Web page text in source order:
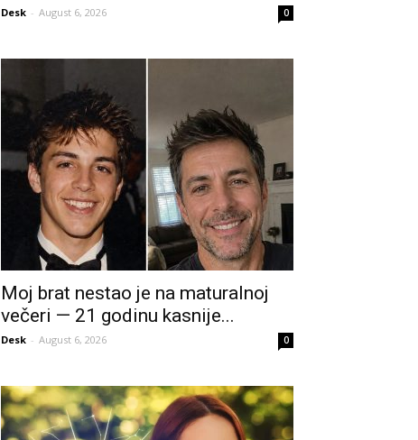
Desk - August 6, 2026 0
Moj brat nestao je na maturalnoj
večeri — 21 godinu kasnije...
Desk - August 6, 2026 0